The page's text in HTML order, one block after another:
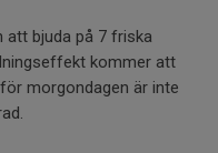
att bjuda på 7 friska
kommer att
morgondagen är inte